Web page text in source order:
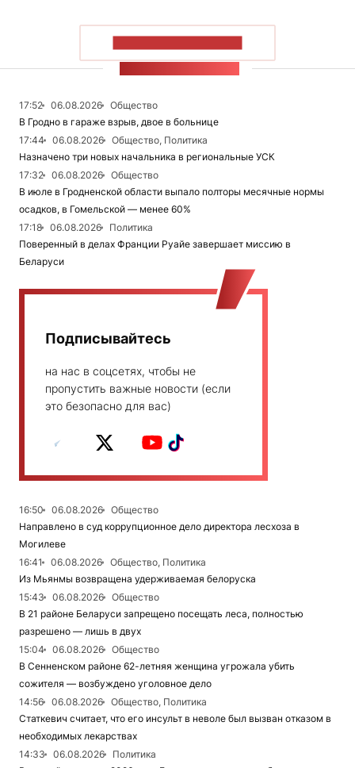
17:52 06.08.2026
Общество
В Гродно в гараже взрыв, двое в больнице
17:44
06.08.2026
Общество, Политика
Назначено три новых начальника в региональные УСК
17:32
06.08.2026
Общество
В июле в Гродненской области выпало полторы месячные нормы
осадков, в Гомельской — менее 60%
17:18
06.08.2026
Политика
Поверенный в делах Франции Руайе завершает миссию в
Беларуси
Подписывайтесь
на нас в соцсетях, чтобы не
пропустить важные новости (если
это безопасно для вас)
16:50 06.08.2026
Общество
Направлено в суд коррупционное дело директора лесхоза в
Могилеве
16:41
06.08.2026
Общество, Политика
Из Мьянмы возвращена удерживаемая белоруска
15:43
06.08.2026
Общество
В 21 районе Беларуси запрещено посещать леса, полностью
разрешено — лишь в двух
15:04
06.08.2026
Общество
В Сенненском районе 62-летняя женщина угрожала убить
сожителя — возбуждено уголовное дело
14:56
06.08.2026
Общество, Политика
Статкевич считает, что его инсульт в неволе был вызван отказом в
необходимых лекарствах
14:33
06.08.2026
Политика